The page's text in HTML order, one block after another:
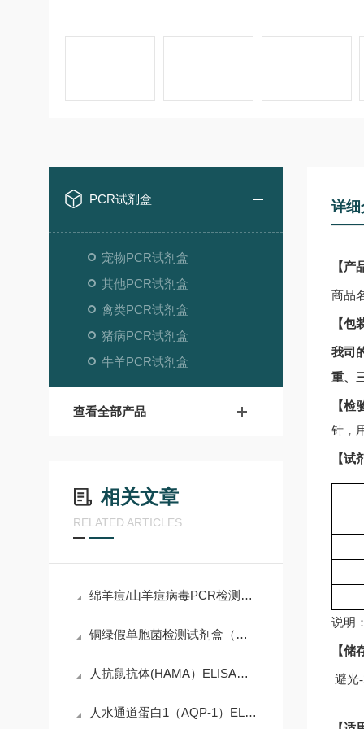
PCR试剂盒
宠物PCR试剂盒
其他PCR试剂盒
禽类PCR试剂盒
猪病PCR试剂盒
牛羊PCR试剂盒
查看全部产品
相关文章
RELATED ARTICLES
绵羊痘/山羊痘病毒PCR检测试剂盒简介
铜绿假单胞菌检测试剂盒（实时荧光PCR法）
人抗鼠抗体(HAMA）ELISA试剂盒简介
人水通道蛋白1（AQP-1）ELISA试剂盒说明书
详细
【产
商品
【包
我司
重、
【检
针，
【试
说明
【储
避光